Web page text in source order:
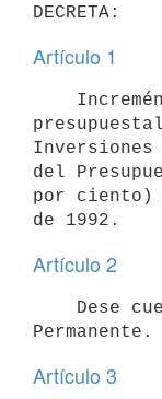
Artículo 1
del
por ciento)
Artículo 2
Artículo 3